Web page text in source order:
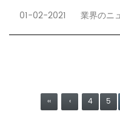
01-02-2021 業界のニ
‹‹ ‹ 4 5